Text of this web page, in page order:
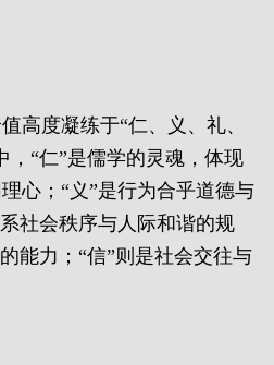
高度凝练于“仁、义、礼、
，“仁”是儒学的灵魂，体现
心；“义”是行为合乎道德与
社会秩序与人际和谐的规
能力；“信”则是社会交往与